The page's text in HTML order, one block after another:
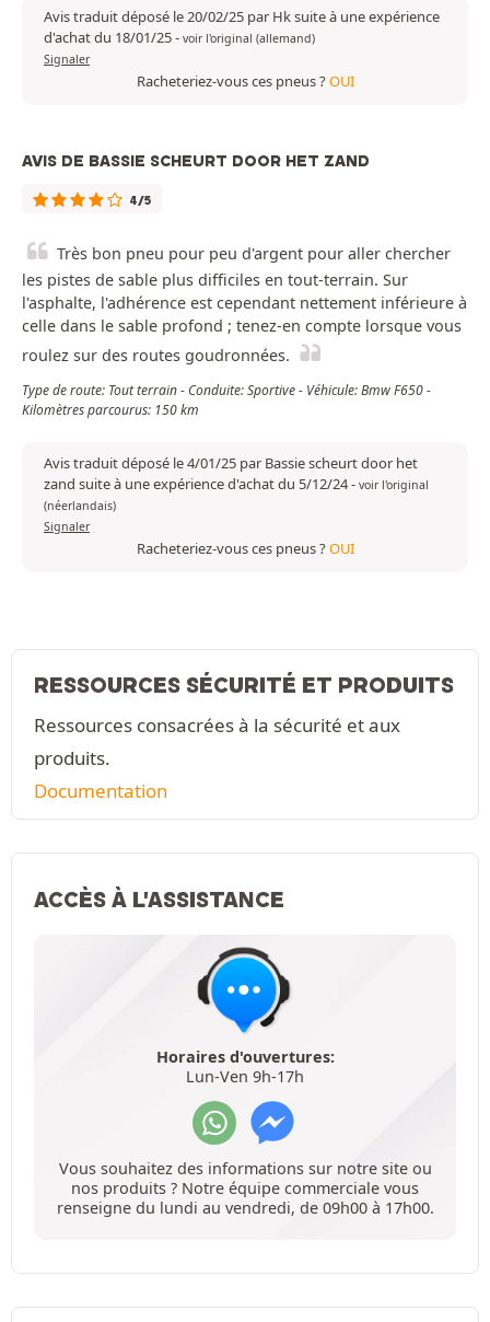
Avis traduit déposé le 20/02/25 par Hk suite à une expérience
d'achat du 18/01/25- voir l'original (allemand)
Signaler
Racheteriez-vous ces pneus ?OUI
AVIS DE BASSIE SCHEURT DOOR HET ZAND
4/5
Très bon pneu pour peu d'argent pour aller chercher
les pistes de sable plus difficiles en tout-terrain. Sur
l'asphalte, l'adhérence est cependant nettement inférieure à
celle dans le sable profond ; tenez-en compte lorsque vous
roulez sur des routes goudronnées.
Type de route: Tout terrain - Conduite: Sportive - Véhicule: Bmw F650 -
Kilomètres parcourus: 150 km
Avis traduit déposé le 4/01/25 par Bassie scheurt door het
zand suite à une expérience d'achat du 5/12/24- voir l'original
(néerlandais)
Signaler
Racheteriez-vous ces pneus ?OUI
RESSOURCES SÉCURITÉ ET PRODUITS
Ressources consacrées à la sécurité et aux
produits.
Documentation
ACCÈS À L'ASSISTANCE
Horaires d'ouvertures:
Lun-Ven 9h-17h
Vous souhaitez des informations sur notre site ou
nos produits ? Notre équipe commerciale vous
renseigne du lundi au vendredi, de 09h00 à 17h00.